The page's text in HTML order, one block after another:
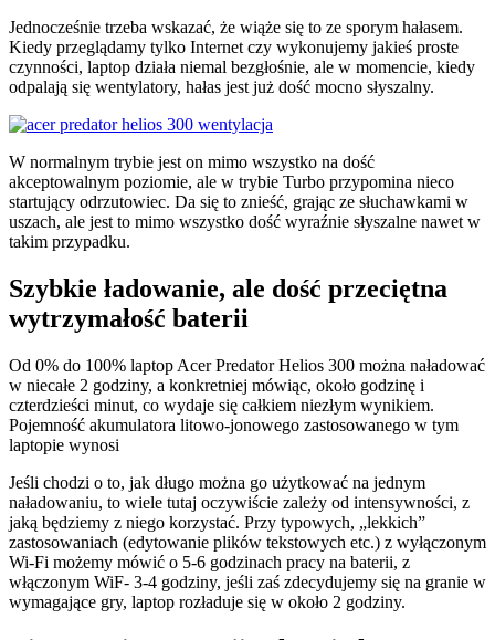
Jednocześnie trzeba wskazać, że wiąże się to ze sporym hałasem.
Kiedy przeglądamy tylko Internet czy wykonujemy jakieś proste
czynności, laptop działa niemal bezgłośnie, ale w momencie, kiedy
odpalają się wentylatory, hałas jest już dość mocno słyszalny.
W normalnym trybie jest on mimo wszystko na dość
akceptowalnym poziomie, ale w trybie Turbo przypomina nieco
startujący odrzutowiec. Da się to znieść, grając ze słuchawkami w
uszach, ale jest to mimo wszystko dość wyraźnie słyszalne nawet w
takim przypadku.
Szybkie ładowanie, ale dość przeciętna
wytrzymałość baterii
Od 0% do 100% laptop Acer Predator Helios 300 można naładować
w niecałe 2 godziny, a konkretniej mówiąc, około godzinę i
czterdzieści minut, co wydaje się całkiem niezłym wynikiem.
Pojemność akumulatora litowo-jonowego zastosowanego w tym
laptopie wynosi
Jeśli chodzi o to, jak długo można go użytkować na jednym
naładowaniu, to wiele tutaj oczywiście zależy od intensywności, z
jaką będziemy z niego korzystać. Przy typowych, „lekkich”
zastosowaniach (edytowanie plików tekstowych etc.) z wyłączonym
Wi-Fi możemy mówić o 5-6 godzinach pracy na baterii, z
włączonym WiF- 3-4 godziny, jeśli zaś zdecydujemy się na granie w
wymagające gry, laptop rozładuje się w około 2 godziny.